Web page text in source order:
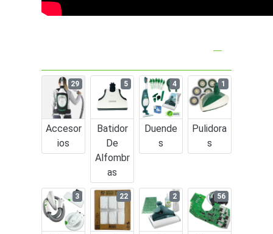
Accesor
Ios
29
Batidor
De
Alfombr
As
5
Duende
S
4
Pulidora
S
1
3 22 2 56